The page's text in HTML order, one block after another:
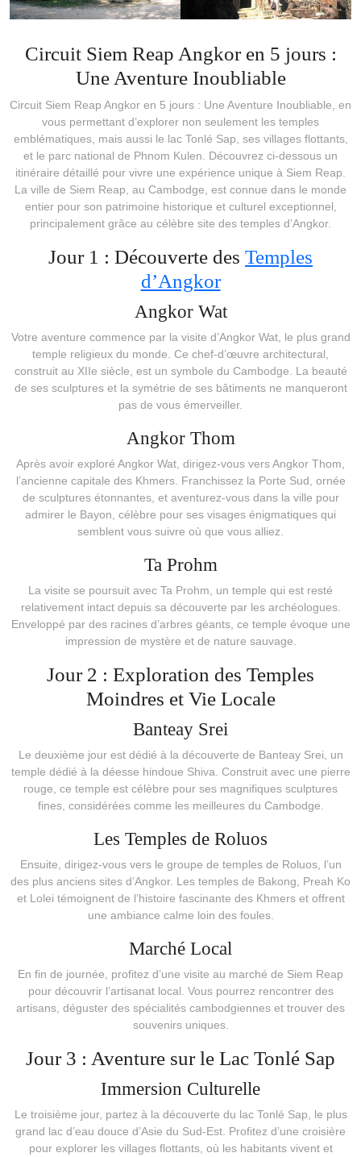
Circuit Siem Reap Angkor en 5 jours :
Une Aventure Inoubliable
Circuit Siem Reap Angkor en 5 jours : Une Aventure Inoubliable, en
vous permettant d’explorer non seulement les temples
emblématiques, mais aussi le lac Tonlé Sap, ses villages flottants,
et le parc national de Phnom Kulen. Découvrez ci-dessous un
itinéraire détaillé pour vivre une expérience unique à Siem Reap.
La ville de Siem Reap, au Cambodge, est connue dans le monde
entier pour son patrimoine historique et culturel exceptionnel,
principalement grâce au célèbre site des temples d’Angkor.
Jour 1 : Découverte des Temples
d’Angkor
Angkor Wat
Votre aventure commence par la visite d’Angkor Wat, le plus grand
temple religieux du monde. Ce chef-d’œuvre architectural,
construit au XIIe siècle, est un symbole du Cambodge. La beauté
de ses sculptures et la symétrie de ses bâtiments ne manqueront
pas de vous émerveiller.
Angkor Thom
Après avoir exploré Angkor Wat, dirigez-vous vers Angkor Thom,
l’ancienne capitale des Khmers. Franchissez la Porte Sud, ornée
de sculptures étonnantes, et aventurez-vous dans la ville pour
admirer le Bayon, célèbre pour ses visages énigmatiques qui
semblent vous suivre où que vous alliez.
Ta Prohm
La visite se poursuit avec Ta Prohm, un temple qui est resté
relativement intact depuis sa découverte par les archéologues.
Enveloppé par des racines d’arbres géants, ce temple évoque une
impression de mystère et de nature sauvage.
Jour 2 : Exploration des Temples
Moindres et Vie Locale
Banteay Srei
Le deuxième jour est dédié à la découverte de Banteay Srei, un
temple dédié à la déesse hindoue Shiva. Construit avec une pierre
rouge, ce temple est célèbre pour ses magnifiques sculptures
fines, considérées comme les meilleures du Cambodge.
Les Temples de Roluos
Ensuite, dirigez-vous vers le groupe de temples de Roluos, l’un
des plus anciens sites d’Angkor. Les temples de Bakong, Preah Ko
et Lolei témoignent de l’histoire fascinante des Khmers et offrent
une ambiance calme loin des foules.
Marché Local
En fin de journée, profitez d’une visite au marché de Siem Reap
pour découvrir l’artisanat local. Vous pourrez rencontrer des
artisans, déguster des spécialités cambodgiennes et trouver des
souvenirs uniques.
Jour 3 : Aventure sur le Lac Tonlé Sap
Immersion Culturelle
Le troisième jour, partez à la découverte du lac Tonlé Sap, le plus
grand lac d’eau douce d’Asie du Sud-Est. Profitez d’une croisière
pour explorer les villages flottants, où les habitants vivent et